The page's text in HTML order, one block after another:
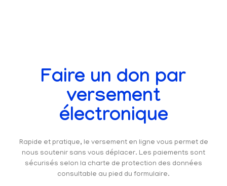
Faire un don par
versement
électronique
Rapide et pratique, le versement en ligne vous permet de
nous soutenir sans vous déplacer. Les paiements sont
sécurisés selon la charte de protection des données
consultable au pied du formulaire.